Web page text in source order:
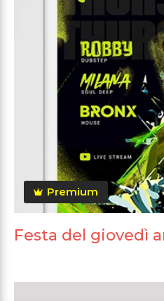
Premium
Festa del giovedì